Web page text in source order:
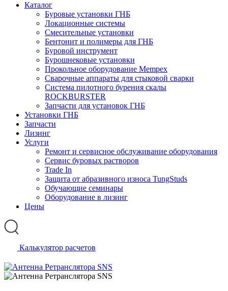
Каталог
Буровые установки ГНБ
Локационные системы
Смесительные установки
Бентонит и полимеры для ГНБ
Буровой инструмент
Бурошнековые установки
Прокольное оборудование Mempex
Сварочные аппараты для стыковой сварки
Система пилотного бурения скалы
ROCKBURSTER
Запчасти для установок ГНБ
Установки ГНБ
Запчасти
Лизинг
Услуги
Ремонт и сервисное обслуживание оборудования
Сервис буровых растворов
Trade In
Защита от абразивного износа TungStuds
Обучающие семинары
Оборудование в лизинг
Цены
Калькулятор расчетов